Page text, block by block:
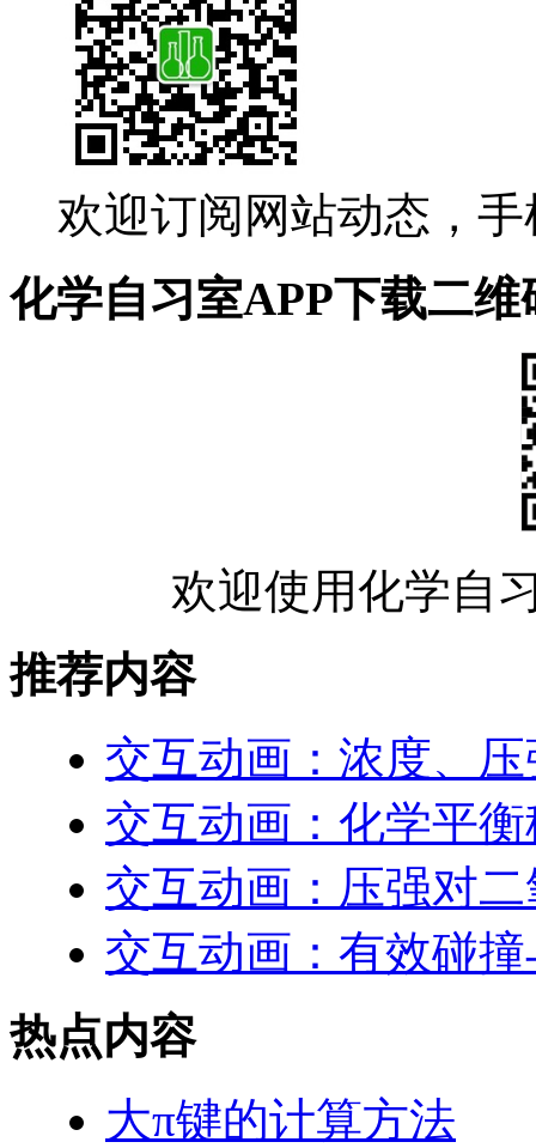
欢迎订阅网站动态，
化学自习室APP下载二维
欢迎使用化学自
推荐内容
交互动画：浓度、
交互动画：化学平
交互动画：压强对
交互动画：有效碰
热点内容
大π键的计算方法